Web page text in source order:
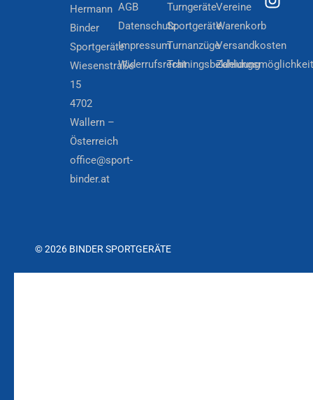
Hermann
Binder
Sportgeräte
Wiesenstraße
15
4702
Wallern –
Österreich
office@sport-
binder.at
AGB
Datenschutz
Impressum
Widerrufsrecht
Turngeräte
Sportgeräte
Turnanzüge
Trainingsbekleidung
Vereine
Warenkorb
Versandkosten
© 2026 BINDER SPORTGERÄTE